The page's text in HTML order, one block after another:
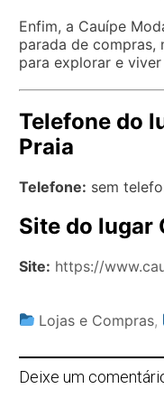
Enfim, a Cauípe
parada de
para explorar e
Telefone do
Praia
Telefone: sem
Site do lugar
Site: https://
Lojas e Compras,
Deixe um